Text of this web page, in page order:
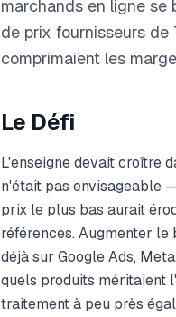
marchands en ligne se
de prix fournisseurs de
comprimaient les
Le Défi
L'enseigne devait croître
n'était pas envisageable
prix le plus bas aurait
références. Augmenter
déjà sur Google Ads,
quels produits méritaient
traitement à peu près